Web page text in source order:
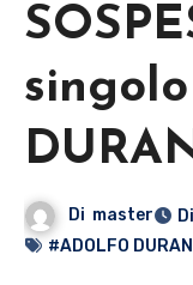
Di master
#ADOLFO